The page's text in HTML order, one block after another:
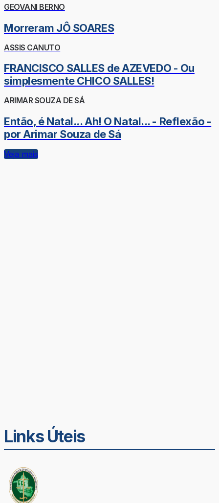
GEOVANI BERNO
Morreram JÔ SOARES
ASSIS CANUTO
FRANCISCO SALLES de AZEVEDO - Ou
simplesmente CHICO SALLES!
ARIMAR SOUZA DE SÁ
Então, é Natal... Ah! O Natal... - Reflexão -
por Arimar Souza de Sá
Veja mais
Links Úteis